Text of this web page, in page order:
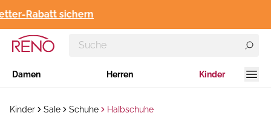
Rabatt sichern
Damen Herren Kinder
Kinder Sale Schuhe Halbschuhe